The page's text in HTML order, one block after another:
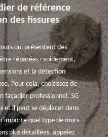
de référence
des fissures
qui présentent des
réparées rapidement,
et la détection
Pour cela, choisissez de
façadier professionnel. SG
et il peut se déplacer dans
quel type de murs
plus détaillées, appelez